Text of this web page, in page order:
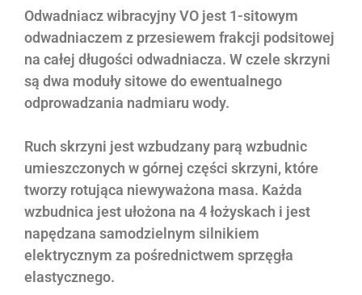
Odwadniacz wibracyjny VO jest 1-sitowym
odwadniaczem z przesiewem frakcji podsitowej
na całej długości odwadniacza. W czele skrzyni
są dwa moduły sitowe do ewentualnego
odprowadzania nadmiaru wody.
Ruch skrzyni jest wzbudzany parą wzbudnic
umieszczonych w górnej części skrzyni, które
tworzy rotująca niewyważona masa. Każda
wzbudnica jest ułożona na 4 łożyskach i jest
napędzana samodzielnym silnikiem
elektrycznym za pośrednictwem sprzęgła
elastycznego.